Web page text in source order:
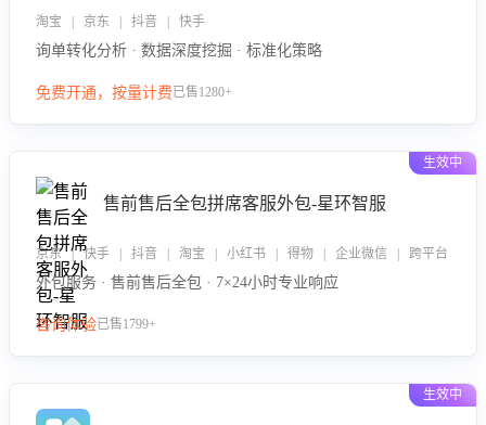
淘宝 | 京东 | 抖音 | 快手
询单转化分析 · 数据深度挖掘 · 标准化策略
免费开通，按量计费已售1280+
生效中
售前售后全包拼席客服外包-星环智服
京东 | 快手 | 抖音 | 淘宝 | 小红书 | 得物 | 企业微信 | 跨平台
外包服务 · 售前售后全包 · 7×24小时专业响应
咨询体验已售1799+
生效中